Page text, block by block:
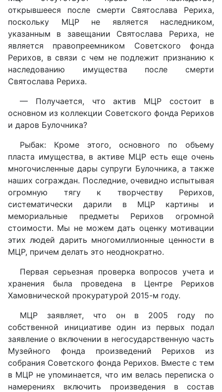
открывшееся после смерти Святослава Рериха,
поскольку МЦР не является наследником,
указанным в завещании Святослава Рериха, не
является правопреемником Советского фонда
Рерихов, в связи с чем не подлежит признанию к
наследованию имущества после смерти
Святослава Рериха.
— Получается, что актив МЦР состоит в
основном из коллекции Советского фонда Рерихов
и даров Булочника?
Рыбак: Кроме этого, основного по объему
пласта имущества, в активе МЦР есть еще очень
многочисленные дары супруги Булочника, а также
наших сограждан. Последние, очевидно испытывая
огромную тягу к творчеству Рерихов,
систематически дарили в МЦР картины и
мемориальные предметы Рерихов огромной
стоимости. Мы не можем дать оценку мотивации
этих людей дарить многомиллионные ценности в
МЦР, причем делать это неоднократно.
Первая серьезная проверка вопросов учета и
хранения была проведена в Центре Рерихов
Хамовнической прокуратурой 2015-м году.
МЦР заявляет, что он в 2005 году по
собственной инициативе один из первых подал
заявление о включении в негосударственную часть
Музейного фонда произведений Рерихов из
собрания Советского фонда Рерихов. Вместе с тем
в МЦР не упоминается, что им велась переписка о
намерениях включить произведения в состав